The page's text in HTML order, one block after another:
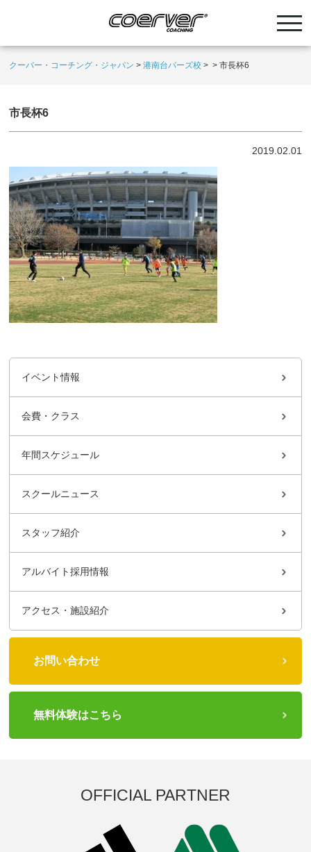
クーバー・コーチング・ジャパン >港南台バーズ校 > >市長杯6
市長杯6
2019.02.01
イベント情報
会費・クラス
年間スケジュール
スクールニュース
スタッフ紹介
アルバイト採用情報
アクセス・施設紹介
お問い合わせ
無料体験はこちら
OFFICIAL PARTNER